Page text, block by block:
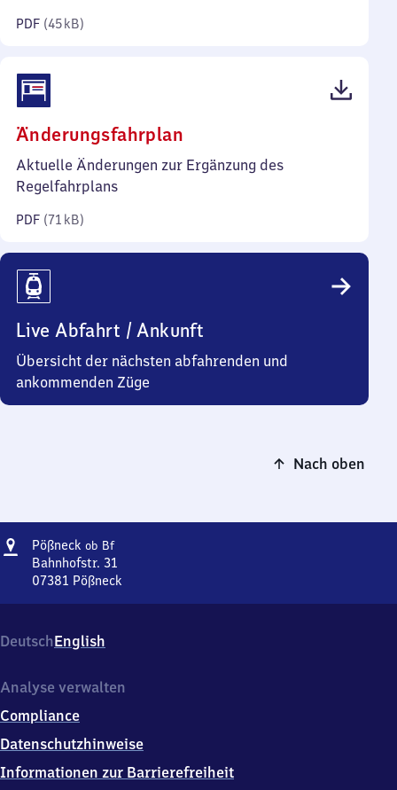
PDF (45 kB)
Änderungsfahrplan
71
Aktuelle Änderungen zur Ergänzung des
Regelfahrplans
PDF (71 kB)
Live Abfahrt / Ankunft
Übersicht der nächsten abfahrenden und
ankommenden Züge
Nach oben
Adresse
Pößneck ob BfPößneck
oberer
Bahnhof
Bahnhofstr. 31
07381 Pößneck
Bahnhof,
Bahnhofstr.
0
3
8
Pößneck
DeutschEnglish
Analyse verwalten
Compliance
Datenschutzhinweise
Informationen zur Barrierefreiheit